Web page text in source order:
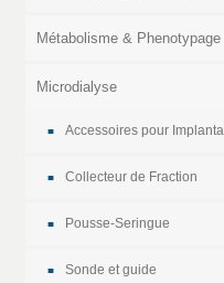
Métabolisme & Phenotypage
Microdialyse
Accessoires pour
Collecteur de Fraction
Pousse-Seringue
Sonde et guide